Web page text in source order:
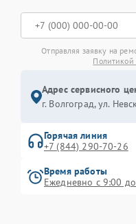
Отправляя заявку на
Политикой
Адрес сервисного
г. Волгоград, ул.
Горячая линия
+7 (844) 290-70-26
Время работы
Ежедневно с 9:00